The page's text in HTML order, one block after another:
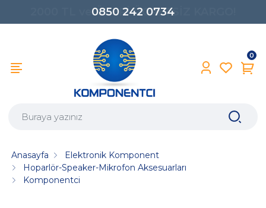
0850 242 0734
0
Anasayfa
Elektronik Komponent
Hoparlör-Speaker-Mikrofon Aksesuarları
Komponentci